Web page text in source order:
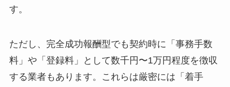
す。
ただし、完全成功報酬型でも契約時に「事務手数
料」や「登録料」として数千円〜1万円程度を徴収
する業者もあります。これらは厳密には「着手